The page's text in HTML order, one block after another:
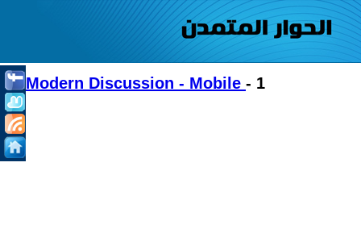
Modern Discussion - Mobile - 1